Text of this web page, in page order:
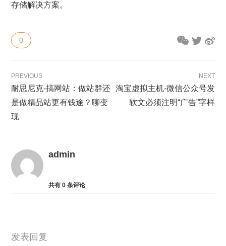
存储解决方案。
0
PREVIOUS
耐思尼克-搞网站：做站群还
是做精品站更有钱途？聊变
现
NEXT
淘宝虚拟主机-微信公众号发
软文必须注明“广告”字样
admin
共有0 条评论
发表回复